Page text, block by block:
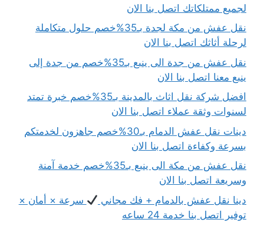
لجميع ممتلكاتك اتصل بنا الان
نقل عفش من مكة لجدة بـ35%خصم حلول متكاملة
لرحلة أثاثك اتصل بنا الان
نقل عفش من جدة الى ينبع بـ35%خصم من جدة إلى
ينبع معنا اتصل بنا الان
افضل شركة نقل اثاث بالمدينة بـ35%خصم خبرة تمتد
لسنوات وثقة عملاء اتصل بنا الان
دينات نقل عفش الدمام بـ30%خصم جاهزون لخدمتكم
بسرعة وكفاءة اتصل بنا الان
نقل عفش من مكة الى ينبع بـ35%خصم خدمة آمنة
وسريعة اتصل بنا الان
دينا نقل عفش بالدمام + فك مجاني
سرعة × أمان ×
توفير اتصل بنا خدمة 24 ساعه